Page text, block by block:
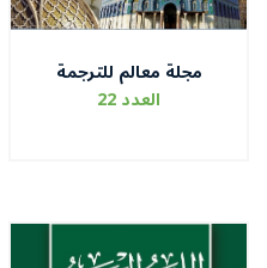
مجلة معالم للترجمة
العدد 22